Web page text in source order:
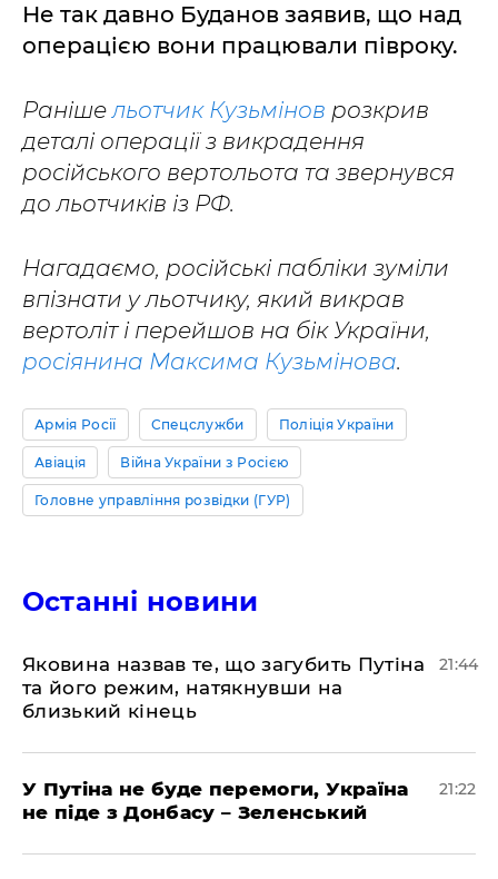
Не так давно Буданов заявив, що над
операцією вони працювали півроку.
Ранішельотчик Кузьмінов розкрив
деталі операції з викрадення
російського вертольота та звернувся
до льотчиків із РФ.
Нагадаємо, російські пабліки зуміли
впізнати у льотчику, який викрав
вертоліт і перейшов на бік України,
росіянина Максима Кузьмінова.
Армія Росії Спецслужби Поліція України
Авіація Війна України з Росією
Головне управління розвідки (ГУР)
Останні новини
Яковина назвав те, що загубить Путіна
та його режим, натякнувши на
близький кінець
21:44
У Путіна не буде перемоги, Україна
не піде з Донбасу – Зеленський
21:22